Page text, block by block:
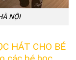
NỘI
HÁT CHO BÉ